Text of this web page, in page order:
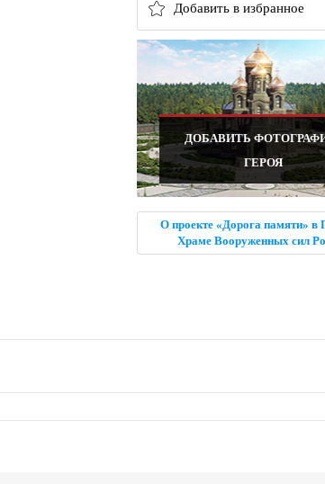
Добавить в избранное
ДОБАВИТЬ
ГЕРОЯ
О проекте «Дорога памяти» в
Храме Вооруженных сил